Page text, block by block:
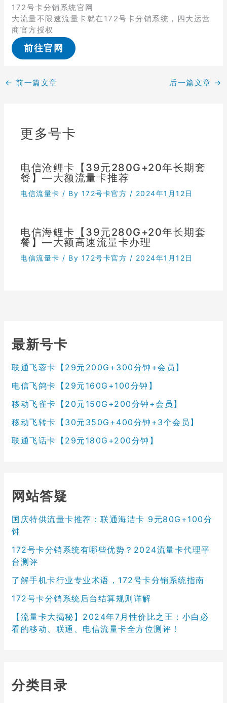
172号卡分销系统官网
大流量不限速流量卡就在172号卡分销系统，四大运营
商官方授权
前往官网
← 前一篇文章 后一篇文章 →
更多号卡
电信沧鲤卡【39元280G+20年长期套
餐】—大额流量卡推荐
电信流量卡 / By 172号卡官方 / 2024年1月12日
电信海鲤卡【39元280G+20年长期套
餐】—大额高速流量卡办理
电信流量卡 / By 172号卡官方 / 2024年1月12日
最新号卡
联通飞蓉卡【29元200G+300分钟+会员】
电信飞鸽卡【29元160G+100分钟】
移动飞雀卡【20元150G+200分钟+会员】
移动飞转卡【30元350G+400分钟+3个会员】
联通飞话卡【29元180G+200分钟】
网站答疑
国庆特供流量卡推荐：联通海洁卡 9元80G+100分
钟
172号卡分销系统有哪些优势？2024流量卡代理平
台测评
了解手机卡行业专业术语，172号卡分销系统指南
172号卡分销系统后台结算规则详解
【流量卡大揭秘】2024年7月性价比之王：小白必
看的移动、联通、电信流量卡全方位测评！
分类目录